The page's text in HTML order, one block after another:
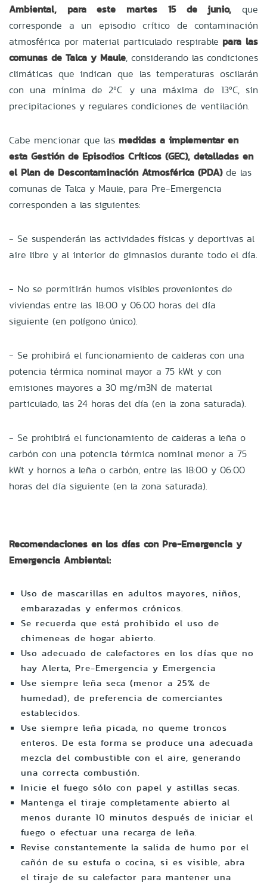
Ambiental, para este martes 15 de junio, que
corresponde a un episodio crítico de contaminación
atmosférica por material particulado respirable para las
comunas de Talca y Maule, considerando las condiciones
climáticas que indican que las temperaturas oscilarán
con una mínima de 2ºC y una máxima de 13ºC, sin
precipitaciones y regulares condiciones de ventilación.
Cabe mencionar que las medidas a implementar en
esta Gestión de Episodios Críticos (GEC), detalladas en
el Plan de Descontaminación Atmosférica (PDA)de las
comunas de Talca y Maule, para Pre-Emergencia
corresponden a las siguientes:
- Se suspenderán las actividades físicas y deportivas al
aire libre y al interior de gimnasios durante todo el día.
- No se permitirán humos visibles provenientes de
viviendas entre las 18:00 y 06:00 horas del día
siguiente (en polígono único).
- Se prohibirá el funcionamiento de calderas con una
potencia térmica nominal mayor a 75 kWt y con
emisiones mayores a 30 mg/m3N de material
particulado, las 24 horas del día (en la zona saturada).
- Se prohibirá el funcionamiento de calderas a leña o
carbón con una potencia térmica nominal menor a 75
kWt y hornos a leña o carbón, entre las 18:00 y 06:00
horas del día siguiente (en la zona saturada).
Recomendaciones en los días con Pre-Emergencia y
Emergencia Ambiental:
Uso de mascarillas en adultos mayores, niños,
embarazadas y enfermos crónicos.
Se recuerda que está prohibido el uso de
chimeneas de hogar abierto.
Uso adecuado de calefactores en los días que no
hay Alerta, Pre-Emergencia y Emergencia
Use siempre leña seca (menor a 25% de
humedad), de preferencia de comerciantes
establecidos.
Use siempre leña picada, no queme troncos
enteros. De esta forma se produce una adecuada
mezcla del combustible con el aire, generando
una correcta combustión.
Inicie el fuego sólo con papel y astillas secas.
Mantenga el tiraje completamente abierto al
menos durante 10 minutos después de iniciar el
fuego o efectuar una recarga de leña.
Revise constantemente la salida de humo por el
cañón de su estufa o cocina, si es visible, abra
el tiraje de su calefactor para mantener una